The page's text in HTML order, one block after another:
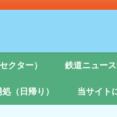
クター） 鉄道ニュー
（日帰り） 当サイト